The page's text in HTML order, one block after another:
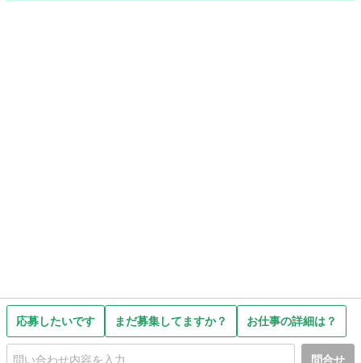
応募したいです まだ募集してますか？ お仕事の詳細は？
問合せ